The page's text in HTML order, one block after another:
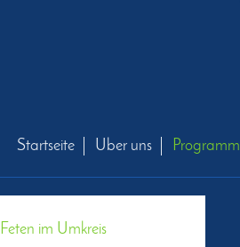
Startseite Über uns Programm
Feten im Umkreis